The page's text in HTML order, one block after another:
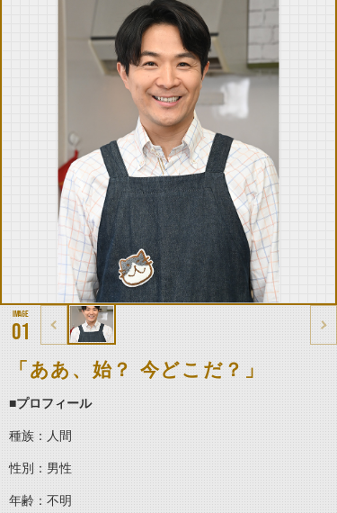
01
「ああ、始？ 今どこだ？」
■プロフィール
種族：人間
性別：男性
年齢：不明